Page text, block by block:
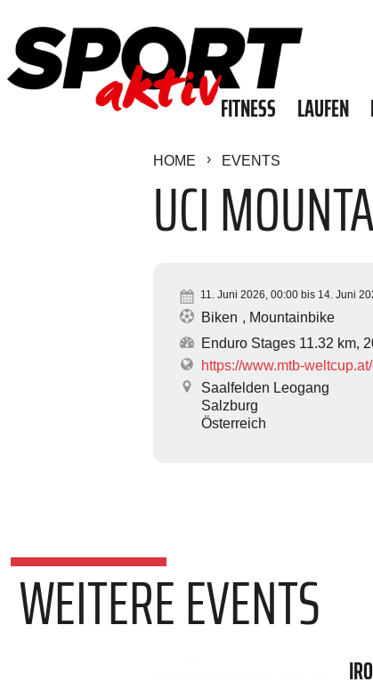
FITNESS LAUFEN
HOME EVENTS
UCI
11. Juni 2026, 00:00 bis 14. Juni
Biken
Mountainbike
Enduro Stages 11.32 km,
https://www.mtb-
Saalfelden Leogang
Salzburg
Österreich
WEITERE EVENTS